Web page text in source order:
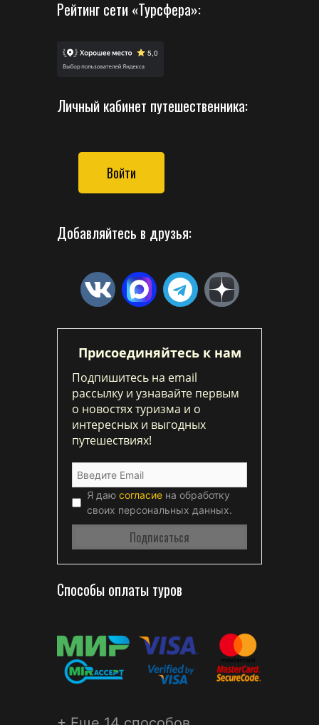
Рейтинг сети «Турсфера»:
Личный кабинет путешественника:
Войти
Добавляйтесь в друзья:
Присоединяйтесь к нам
Подпишитесь на email
рассылку и узнавайте первым
о новостях туризма и о
интересных и выгодных
путешествиях!
Я даю согласие на обработку
своих персональных данных.
Способы оплаты туров